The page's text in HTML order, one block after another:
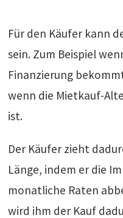
Für den Käufer kann
sein. Zum Beispiel
Finanzierung
wenn die Mietkauf-
ist.
Der Käufer zieht
Länge, indem er die
monatliche Raten
wird ihm der Kauf